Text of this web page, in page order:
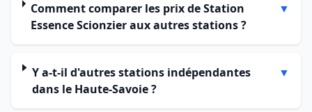
Comment comparer les prix de Station
Essence Scionzier aux autres stations ?
▼
Y a-t-il d'autres stations indépendantes
dans le Haute-Savoie ?
▼